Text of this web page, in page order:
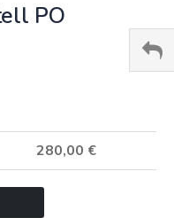
PO
280,00 €